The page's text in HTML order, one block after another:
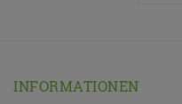
INFORMATIONEN